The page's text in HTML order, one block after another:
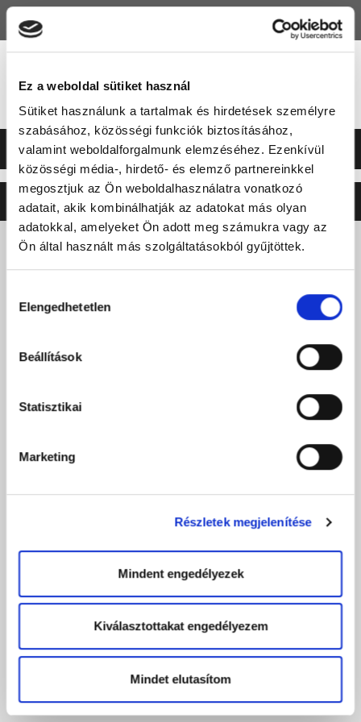
Ez a weboldal sütiket használ
Sütiket használunk a tartalmak és hirdetések személyre
szabásához, közösségi funkciók biztosításához,
valamint weboldalforgalmunk elemzéséhez. Ezenkívül
közösségi média-, hirdető- és elemző partnereinkkel
megosztjuk az Ön weboldalhasználatra vonatkozó
adatait, akik kombinálhatják az adatokat más olyan
adatokkal, amelyeket Ön adott meg számukra vagy az
Ön által használt más szolgáltatásokból gyűjtöttek.
kiválasztása
Elengedhetetlen
Beállítások
Statisztikai
Marketing
Részletek megjelenítése
Mindent engedélyezek
Kiválasztottakat engedélyezem
Mindet elutasítom
©2026 ERSTE LIGA